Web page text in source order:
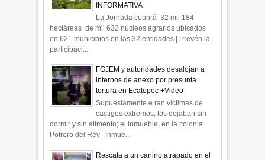
INFORMATIVA
La Jornada cubrirá 32 mil 184
hectáreas de mil 632 núcleos agrarios ubicados
en 621 municipios en las 32 entidades | Prevén la
participaci...
FGJEM y autoridades desalojan a
internos de anexo por presunta
tortura en Ecatepec +Video
Supuestamente e ran víctimas de
castigos extremos, los dejaban sin
dormir y sin alimento; el inmueble, en la colonia
Potrero del Rey Inmue...
Rescata a un canino atrapado en el